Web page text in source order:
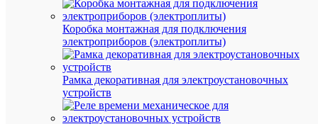
Коробка монтажная для подключения
электроприборов (электроплиты)
Рамка декоративная для электроустановочных
устройств